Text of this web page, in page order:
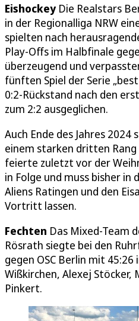
EishockeyDie Realstars
in der Regionalliga NRW
spielten nach
Play-Offs im Halbfinale
überzeugend und
fünften Spiel der Serie
0:2-Rückstand nach den
zum 2:2 ausgeglichen.
Auch Ende des Jahres
einem starken dritten Rang
feierte zuletzt vor der
in Folge und muss bisher in
Aliens Ratingen und den
Vortritt lassen.
Fechten Das Mixed-Team
Rösrath siegte bei den
gegen OSC Berlin mit
Wißkirchen, Alexej Stöcker,
Pinkert.